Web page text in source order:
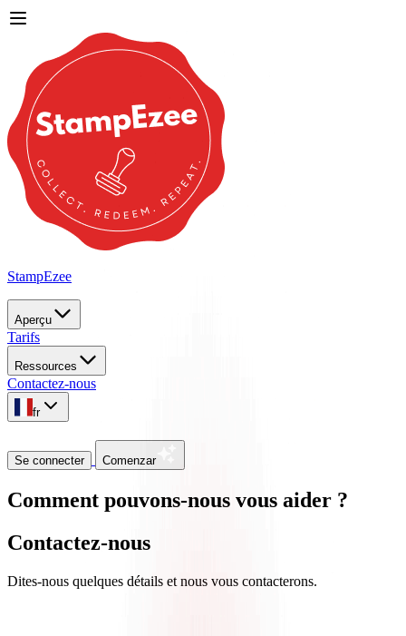
StampEzee
Aperçu
Tarifs
Ressources
Contactez-nous
fr
Se connecter Comenzar
Comment pouvons-nous vous aider ?
Contactez-nous
Dites-nous quelques détails et nous vous contacterons.